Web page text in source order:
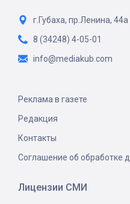
г.Губаха, пр.Ленина, 44а
8 (34248) 4-05-01
info@mediakub.com
Реклама в газете
Редакция
Контакты
Соглашение об обработке
Лицензии СМИ